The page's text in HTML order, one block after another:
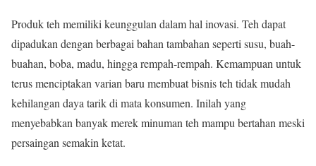
Produk teh memiliki keunggulan dalam hal inovasi. Teh dapat
dipadukan dengan berbagai bahan tambahan seperti susu, buah-
buahan, boba, madu, hingga rempah-rempah. Kemampuan untuk
terus menciptakan varian baru membuat bisnis teh tidak mudah
kehilangan daya tarik di mata konsumen. Inilah yang
menyebabkan banyak merek minuman teh mampu bertahan meski
persaingan semakin ketat.